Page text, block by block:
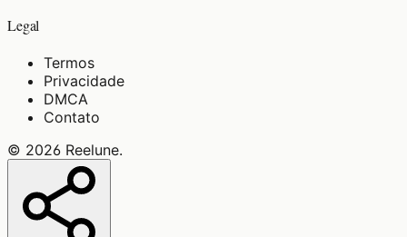
Legal
Termos
Privacidade
DMCA
Contato
© 2026 Reelune.